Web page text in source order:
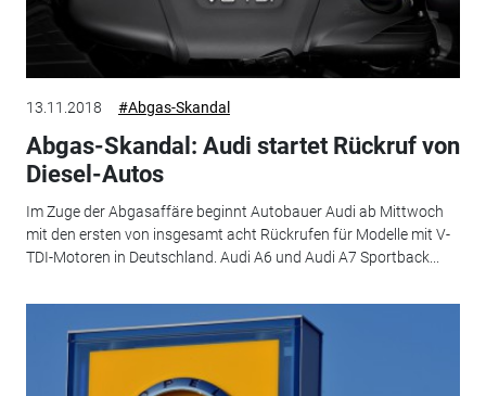
13.11.2018 #Abgas-Skandal
Abgas-Skandal: Audi startet Rückruf von
Diesel-Autos
Im Zuge der Abgasaffäre beginnt Autobauer Audi ab Mittwoch
mit den ersten von insgesamt acht Rückrufen für Modelle mit V-
TDI-Motoren in Deutschland. Audi A6 und Audi A7 Sportback...